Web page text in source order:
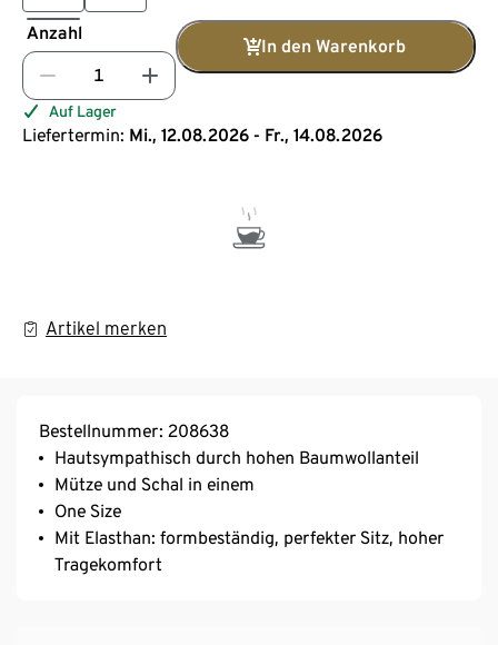
Anzahl
In den Warenkorb
Auf Lager
Liefertermin: Mi., 12.08.2026 - Fr., 14.08.2026
Artikel merken
Bestellnummer: 208638
Hautsympathisch durch hohen Baumwollanteil
Mütze und Schal in einem
One Size
Mit Elasthan: formbeständig, perfekter Sitz, hoher
Tragekomfort